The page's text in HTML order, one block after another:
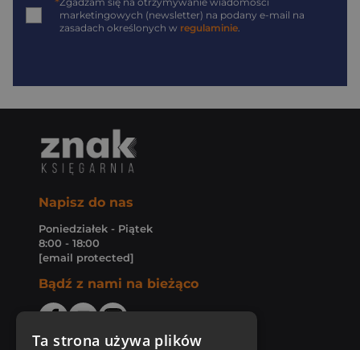
marketingowych (newsletter) na podany e-mail na
zasadach określonych w regulaminie.
Napisz do nas
Poniedziałek - Piątek
8:00 - 18:00
[email protected]
Bądź z nami na bieżąco
Ta strona używa plików